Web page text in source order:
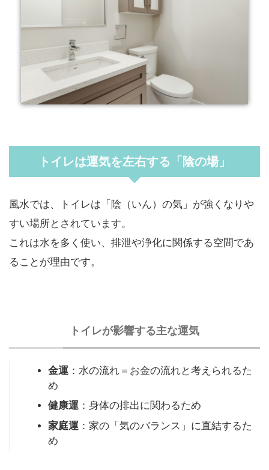
トイレは運気を左右する「陰の場」
風水では、トイレは「陰（いん）の気」が強くなりや
すい場所とされています。
これは水を多く使い、排泄や浄化に関係する空間であ
ることが理由です。
トイレが影響する主な運気
金運 ：水の流れ＝お金の流れと考えられるた
め
健康運 ：身体の排出に関わるため
家庭運 ：家の「気のバランス」に直結するた
め